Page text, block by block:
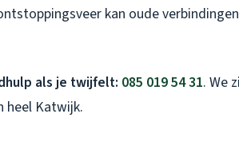
kan oude
als je twijfelt: 085 019 54 31. We
heel Katwijk.